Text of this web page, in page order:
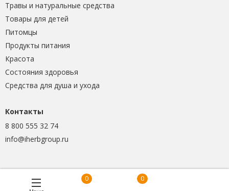
Травы и натуральные средства
Товары для детей
Питомцы
Продукты питания
Красота
Состояния здоровья
Средства для душа и ухода
Контакты
8 800 555 32 74
info@iherbgroup.ru
0 0